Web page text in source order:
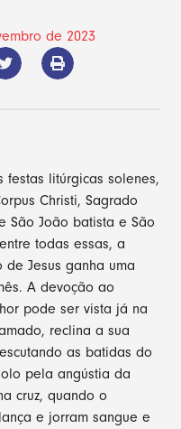
de 2023
festas litúrgicas solenes,
Christi, Sagrado
São João batista e São
todas essas, a
Jesus ganha uma
A devoção ao
pode ser vista já na
reclina a sua
as batidas do
pela angústia da
cruz, quando o
e jorram sangue e